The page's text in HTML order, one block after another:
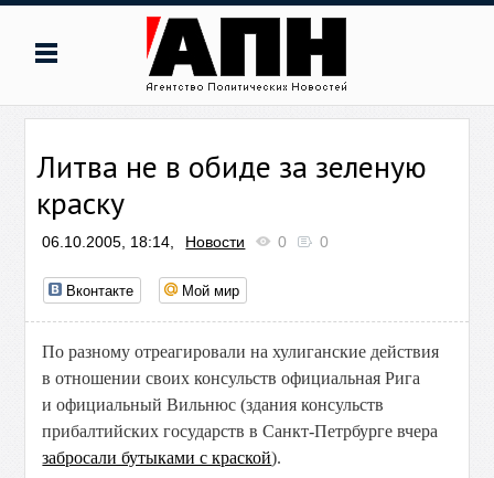
Литва не в обиде за зеленую
краску
06.10.2005, 18:14, Новости 0 0
Вконтакте Мой мир
По разному отреагировали на хулиганские действия
в отношении своих консульств официальная Рига
и официальный Вильнюс (здания консульств
прибалтийских государств в Санкт-Петрбурге вчера
забросали бутыками с краской).